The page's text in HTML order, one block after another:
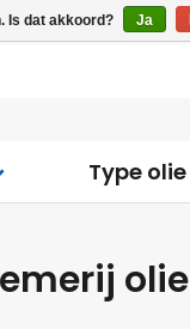
Type olie
olie
Is dat akkoord? Ja